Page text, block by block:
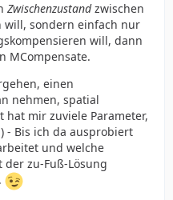
Zwischenzustandzwischen
will, sondern einfach nur
will, dann
MCompensate.
einen
nehmen, spatial
hat mir zuviele Parameter,
- Bis ich da ausprobiert
und welche
zu-Fuß-Lösung